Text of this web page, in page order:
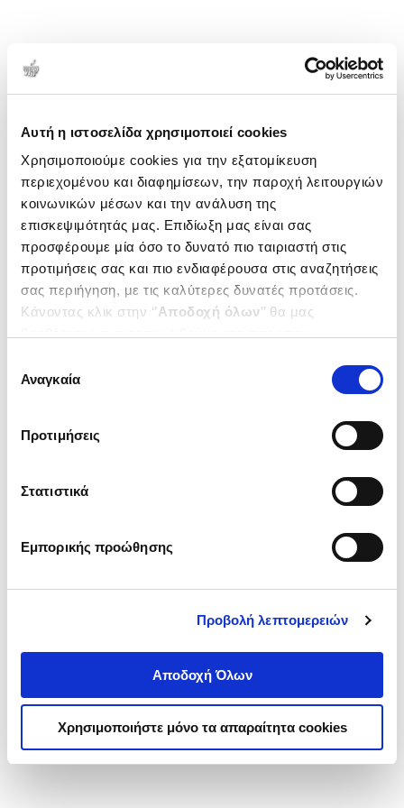
Αυτή η ιστοσελίδα χρησιμοποιεί cookies
Χρησιμοποιούμε cookies για την εξατομίκευση
περιεχομένου και διαφημίσεων, την παροχή λειτουργιών
κοινωνικών μέσων και την ανάλυση της
επισκεψιμότητάς μας. Επιδίωξη μας είναι σας
προσφέρουμε μία όσο το δυνατό πιο ταιριαστή στις
προτιμήσεις σας και πιο ενδιαφέρουσα στις αναζητήσεις
σας περιήγηση, με τις καλύτερες δυνατές προτάσεις.
Κάνοντας κλικ στην ‘’Αποδοχή όλων’’ θα μας
ενδιαφέρουν και να επιλέξετε από τα παρακάτω με την
΄΄και να ενημερωθείτε σχετικά με
συγκατάθεσης
Αναγκαία
Προτιμήσεις
Στατιστικά
Εμπορικής προώθησης
Προβολή λεπτομερειών
Αποδοχή Όλων
Χρησιμοποιήστε μόνο τα απαραίτητα cookies